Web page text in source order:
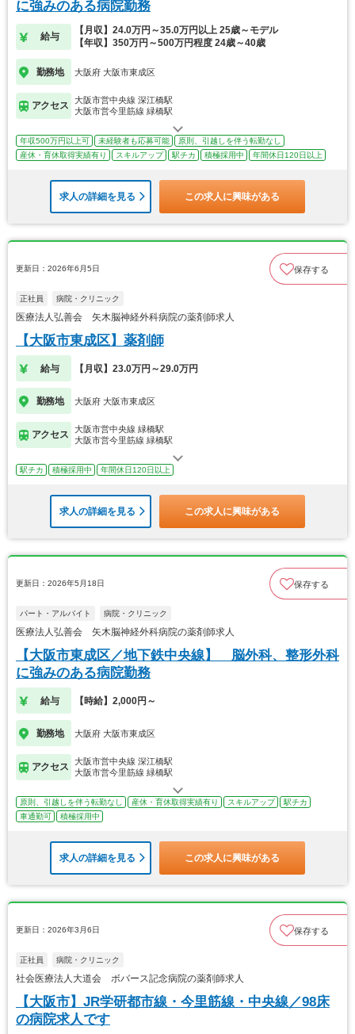
に強みのある病院勤務
給与
【月収】24.0万円～35.0万円以上 25歳～モデル
【年収】350万円～500万円程度 24歳～40歳
勤務地 大阪府 大阪市東成区
アクセス
大阪市営中央線 深江橋駅
大阪市営今里筋線 緑橋駅
年収500万円以上可 未経験者も応募可能
原則、引越しを伴う転勤なし
産休・育休取得実績有り
スキルアップ 駅チカ 積極採用中 年間休日120日以上
求人の詳細を見る この求人に興味がある
更新日：2026年6月5日 保存する
正社員 病院・クリニック
医療法人弘善会 矢木脳神経外科病院の薬剤師求人
【大阪市東成区】薬剤師
給与 【月収】23.0万円～29.0万円
勤務地 大阪府 大阪市東成区
アクセス
大阪市営中央線 緑橋駅
大阪市営今里筋線 緑橋駅
駅チカ 積極採用中 年間休日120日以上
求人の詳細を見る この求人に興味がある
更新日：2026年5月18日 保存する
パート・アルバイト 病院・クリニック
医療法人弘善会 矢木脳神経外科病院の薬剤師求人
【大阪市東成区／地下鉄中央線】 脳外科、整形外科
に強みのある病院勤務
給与 【時給】2,000円～
勤務地 大阪府 大阪市東成区
アクセス
大阪市営中央線 深江橋駅
大阪市営今里筋線 緑橋駅
原則、引越しを伴う転勤なし 産休・育休取得実績有り スキルアップ
駅チカ
車通勤可
積極採用中
求人の詳細を見る この求人に興味がある
更新日：2026年3月6日 保存する
正社員 病院・クリニック
社会医療法人大道会 ボバース記念病院の薬剤師求人
【大阪市】JR学研都市線・今里筋線・中央線／98床
の病院求人です